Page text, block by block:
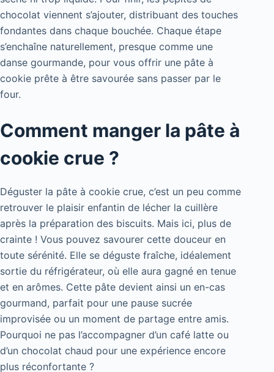
chocolat viennent s’ajouter, distribuant des touches
fondantes dans chaque bouchée. Chaque étape
s’enchaîne naturellement, presque comme une
danse gourmande, pour vous offrir une pâte à
cookie prête à être savourée sans passer par le
four.
Comment manger la pâte à
cookie crue ?
Déguster la pâte à cookie crue, c’est un peu comme
retrouver le plaisir enfantin de lécher la cuillère
après la préparation des biscuits. Mais ici, plus de
crainte ! Vous pouvez savourer cette douceur en
toute sérénité. Elle se déguste fraîche, idéalement
sortie du réfrigérateur, où elle aura gagné en tenue
et en arômes. Cette pâte devient ainsi un en-cas
gourmand, parfait pour une pause sucrée
improvisée ou un moment de partage entre amis.
Pourquoi ne pas l’accompagner d’un café latte ou
d’un chocolat chaud pour une expérience encore
plus réconfortante ?